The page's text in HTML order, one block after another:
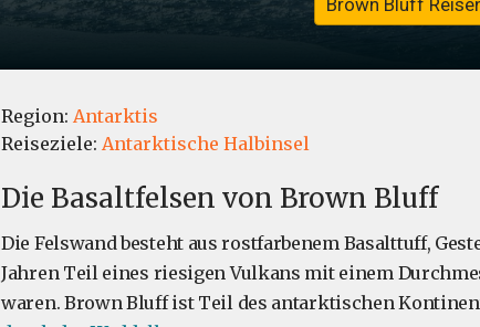
Brown Bluff
Region: Antarktis
Reiseziele: Antarktische Halbinsel
Die Basaltfelsen von Brown Bluff
Die Felswand besteht aus rostfarbenem Basalttuff,
Jahren Teil eines riesigen Vulkans mit einem
waren. Brown Bluff ist Teil des antarktischen